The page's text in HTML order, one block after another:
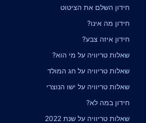
חידון השלם את הציטוט
חידון מה אינו?
חידון איזה צבע?
שאלות טריוויה על מי הוא?
שאלות טריוויה על חג המולד
שאלות טריוויה על ישו הנוצרי
חידון במה לא?
שאלות טריוויה על שנת 2022